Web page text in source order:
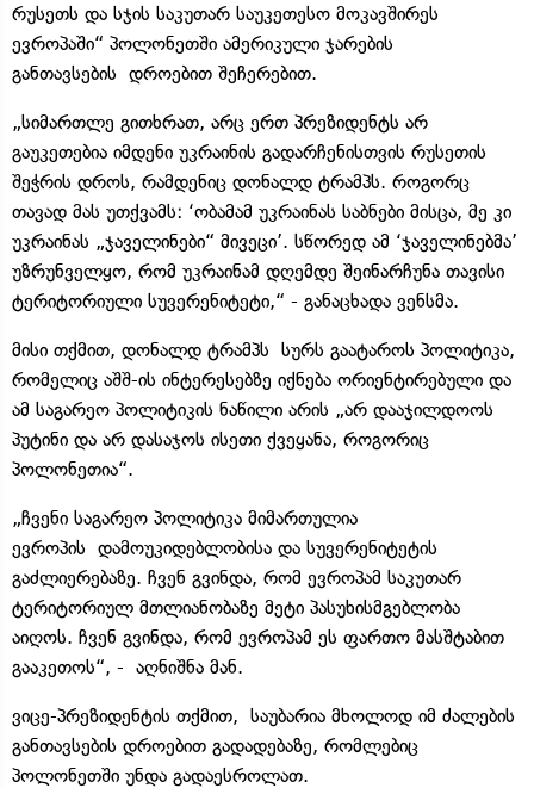
რუსეთს და სჯის საკუთარ საუკეთესო მოკავშირეს
ევროპაში“ პოლონეთში ამერიკული ჯარების
განთავსების დროებით შეჩერებით.
„სიმართლე გითხრათ, არც ერთ პრეზიდენტს არ
გაუკეთებია იმდენი უკრაინის გადარჩენისთვის რუსეთის
შეჭრის დროს, რამდენიც დონალდ ტრამპს. როგორც
თავად მას უთქვამს: ‘ობამამ უკრაინას საბნები მისცა, მე კი
უკრაინას „ჯაველინები“ მივეცი’. სწორედ ამ ‘ჯაველინებმა’
უზრუნველყო, რომ უკრაინამ დღემდე შეინარჩუნა თავისი
ტერიტორიული სუვერენიტეტი,“ - განაცხადა ვენსმა.
მისი თქმით, დონალდ ტრამპს სურს გაატაროს პოლიტიკა,
რომელიც აშშ-ის ინტერესებზე იქნება ორიენტირებული და
ამ საგარეო პოლიტიკის ნაწილი არის „არ დააჯილდოოს
პუტინი და არ დასაჯოს ისეთი ქვეყანა, როგორიც
პოლონეთია“.
„ჩვენი საგარეო პოლიტიკა მიმართულია
ევროპის დამოუკიდებლობისა და სუვერენიტეტის
გაძლიერებაზე. ჩვენ გვინდა, რომ ევროპამ საკუთარ
ტერიტორიულ მთლიანობაზე მეტი პასუხისმგებლობა
აიღოს. ჩვენ გვინდა, რომ ევროპამ ეს ფართო მასშტაბით
გააკეთოს“, - აღნიშნა მან.
ვიცე-პრეზიდენტის თქმით, საუბარია მხოლოდ იმ ძალების
განთავსების დროებით გადადებაზე, რომლებიც
პოლონეთში უნდა გადაესროლათ.